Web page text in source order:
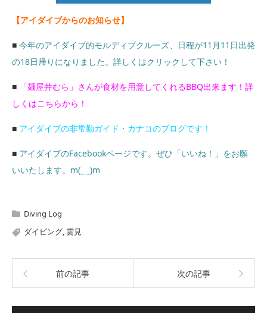
【アイダイブからのお知らせ】
■ 今年のアイダイブ的モルディブクルーズ、日程が11月11日出発
の18日帰りになりました。詳しくはクリックして下さい！
■
「麺屋井むら」さんが食材を用意してくれるBBQ出来ます！詳
しくはこちらから！
■ アイダイブの非常勤ガイド・カナコのブログです！
■ アイダイブのFacebookページです。ぜひ「いいね！」をお願
いいたします。m(_ _)m
Diving Log
ダイビング, 雲見
前の記事 次の記事